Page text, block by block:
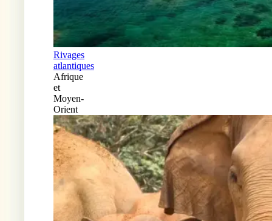
Rivages
atlantiques
Afrique
et
Moyen-
Orient